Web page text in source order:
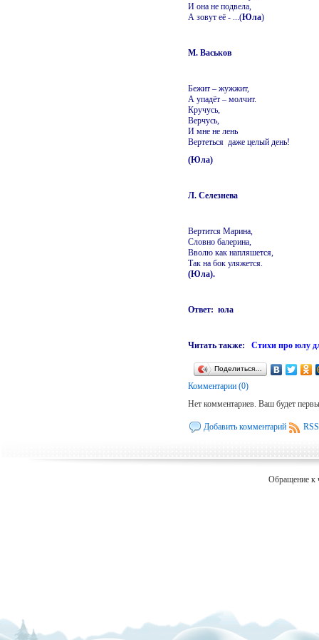
И она не подвела,
А зовут её - ...(Юла)
М. Васьков
Бежит – жужжит,
А упадёт – молчит.
Кручусь,
Верчусь,
И мне не лень
Вертеться даже целый день!
(Юла)
Л. Селезнева
Вертится Марина,
Словно балерина,
Вволю как напляшется,
Так на бок уляжется.
(Юла).
Ответ: юла
Читать также: Стихи про юлу
Поделиться…
Комментарии (0)
Нет комментариев. Ваш будет
Добавить комментарий
Обращение к